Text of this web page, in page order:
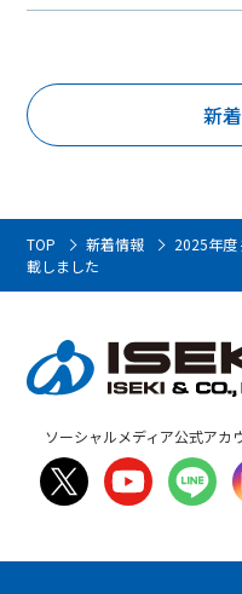
新
TOP 新着情報
2025年度
載しました
ソーシャルメディア公式アカ